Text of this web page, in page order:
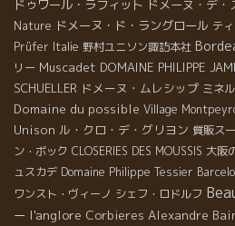
ドゥワール・ラフィット ドメーヌ・デ・
Nature ドメーヌ・ド・ラングロール テ
Prüfer Italie 野村ユニソン諏訪本社
リー Muscadet DOMAINE PHILIPPE
SCHUELLER ドメーヌ・ムレシップ ミネ
Domaine du possible Village
Unison ル・クロ・デ・グリヨン 質販ス
ン・ボック CLOSERIES DES MOUSSIS 大阪
ュスカデ Domaine Philippe Tessier
ワンスト・ヴィーノ シェフ・ロドルフ
ー l'anglore Corbieres Alexandre